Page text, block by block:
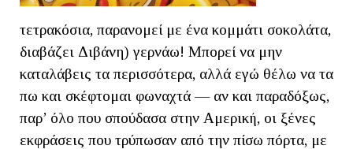
τετρακόσια, παρανομεί με ένα κομμάτι σοκολάτα,
διαβάζει Διβάνη) γερνάω! Μπορεί να μην
καταλάβεις τα περισσότερα, αλλά εγώ θέλω να τα
πω και σκέφτομαι φωναχτά — αν και παραδόξως,
παρ’ όλο που σπούδασα στην Αμερική, οι ξένες
εκφράσεις που τρύπωσαν από την πίσω πόρτα, με